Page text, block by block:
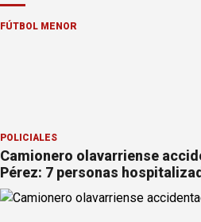
FÚTBOL MENOR
POLICIALES
Camionero olavarriense
Pérez: 7 personas